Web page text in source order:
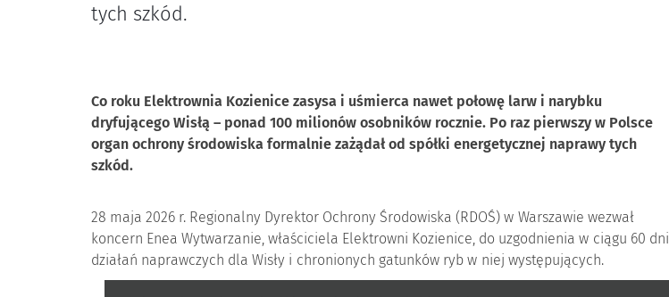
tych szkód.
Co roku Elektrownia Kozienice zasysa i uśmierca nawet połowę larw i narybku
dryfującego Wisłą – ponad 100 milionów osobników rocznie. Po raz pierwszy w Polsce
organ ochrony środowiska formalnie zażądał od spółki energetycznej naprawy tych
szkód.
28 maja 2026 r. Regionalny Dyrektor Ochrony Środowiska (RDOŚ) w Warszawie wezwał
koncern Enea Wytwarzanie, właściciela Elektrowni Kozienice, do uzgodnienia w ciągu 60 dni
działań naprawczych dla Wisły i chronionych gatunków ryb w niej występujących.